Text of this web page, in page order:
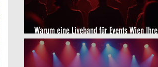
Warum eine Liveband für Events Wien Ihre
Veranstaltung bereichert